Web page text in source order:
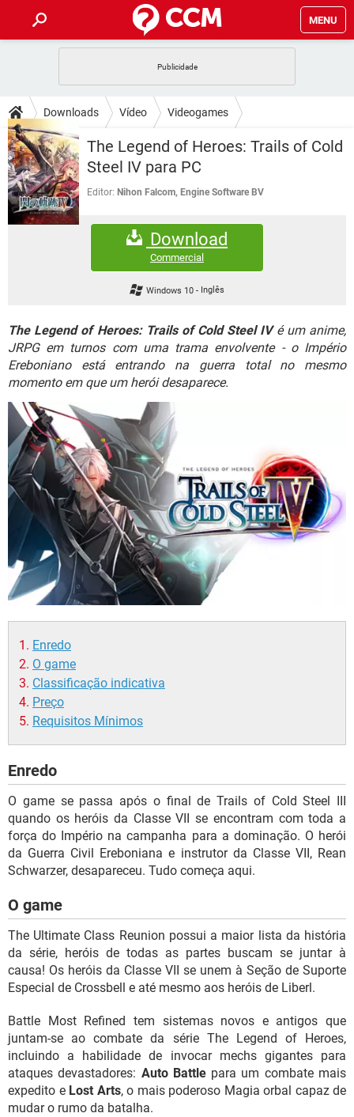
MENU
CELULAR FACEBOOK
OUTLOOK EXCEL
INSTAGRAM GMAIL
GUIA DE COMPRAS
DICAS
JOGOS WHATSAPP
CELULAR
OUTLOOK
INSTAGRAM
DOWNLOADS
JOGOS WHATSAPP
CELULAR FACEBOOK
OUTLOOK EXCEL
GMAIL
FÓRUM
JOGOS
FACEBOOK
EXCEL
GMAIL
GLOSSÁRIO
WHATSAPP
INSTAGRAM GMAIL
GUIA DE COMPRAS
Downloads Vídeo Videogames
The Legend of Heroes: Trails of Cold
Steel IV para PC
Editor: Nihon Falcom, Engine Software BV
Download
Commercial
Windows 10 - Inglês
The Legend of Heroes: Trails of Cold Steel IVé um anime,
JRPG em turnos com uma trama envolvente - o Império
Ereboniano está entrando na guerra total no mesmo
momento em que um herói desaparece.
Enredo
O game
Classificação indicativa
Preço
Requisitos Mínimos
Enredo
O game se passa após o final de Trails of Cold Steel III
quando os heróis da Classe VII se encontram com toda a
força do Império na campanha para a dominação. O herói
da Guerra Civil Ereboniana e instrutor da Classe VII, Rean
Schwarzer, desapareceu. Tudo começa aqui.
O game
The Ultimate Class Reunion possui a maior lista da história
da série, heróis de todas as partes buscam se juntar à
causa! Os heróis da Classe VII se unem à Seção de Suporte
Especial de Crossbell e até mesmo aos heróis de Liberl.
Battle Most Refined tem sistemas novos e antigos que
juntam-se ao combate da série The Legend of Heroes,
incluindo a habilidade de invocar mechs gigantes para
ataques devastadores: Auto Battlepara um combate mais
expedito e Lost Arts, o mais poderoso Magia orbal capaz de
mudar o rumo da batalha.